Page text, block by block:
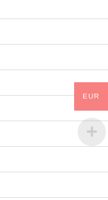
EUR